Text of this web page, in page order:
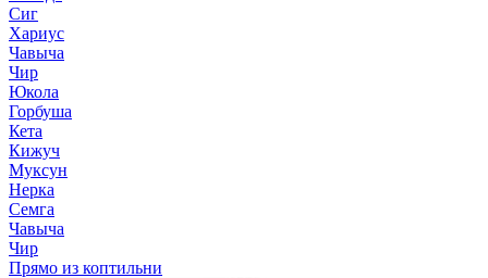
Сиг
Хариус
Чавыча
Чир
Юкола
Горбуша
Кета
Кижуч
Муксун
Нерка
Семга
Чавыча
Чир
Прямо из коптильни